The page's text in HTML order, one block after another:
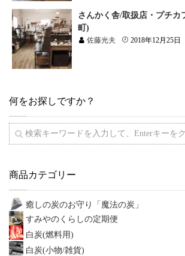
さんかく舎/取扱店・プチカ
町)
佐藤光夫 2018年12月25日
何をお探しですか？
商品カテゴリー
癒しの炭のお守り「魔法の炭」
すみやのくらしの定期便
白炭(燃料用)
白炭(小物/雑貨)